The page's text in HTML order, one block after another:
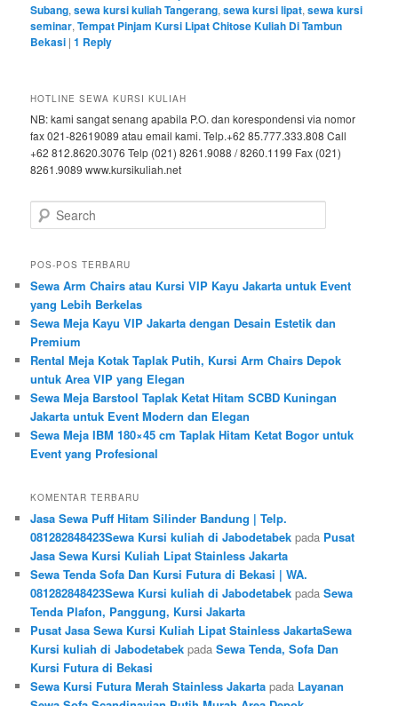
Subang,sewa kursi kuliah Tangerang,sewa kursi lipat,sewa kursi
seminar,Tempat Pinjam Kursi Lipat Chitose Kuliah Di Tambun
Bekasi |1 Reply
HOTLINE SEWA KURSI KULIAH
NB: kami sangat senang apabila P.O. dan korespondensi via nomor
fax 021-82619089 atau email kami. Telp.+62 85.777.333.808 Call
+62 812.8620.3076 Telp (021) 8261.9088 / 8260.1199 Fax (021)
8261.9089 www.kursikuliah.net
Search
POS-POS TERBARU
Sewa Arm Chairs atau Kursi VIP Kayu Jakarta untuk Event
yang Lebih Berkelas
Sewa Meja Kayu VIP Jakarta dengan Desain Estetik dan
Premium
Rental Meja Kotak Taplak Putih, Kursi Arm Chairs Depok
untuk Area VIP yang Elegan
Sewa Meja Barstool Taplak Ketat Hitam SCBD Kuningan
Jakarta untuk Event Modern dan Elegan
Sewa Meja IBM 180×45 cm Taplak Hitam Ketat Bogor untuk
Event yang Profesional
KOMENTAR TERBARU
Jasa Sewa Puff Hitam Silinder Bandung | Telp.
081282848423Sewa Kursi kuliah di Jabodetabek pada Pusat
Jasa Sewa Kursi Kuliah Lipat Stainless Jakarta
Sewa Tenda Sofa Dan Kursi Futura di Bekasi | WA.
081282848423Sewa Kursi kuliah di Jabodetabek padaSewa
Tenda Plafon, Panggung, Kursi Jakarta
Pusat Jasa Sewa Kursi Kuliah Lipat Stainless JakartaSewa
Kursi kuliah di Jabodetabek padaSewa Tenda, Sofa Dan
Kursi Futura di Bekasi
Sewa Kursi Futura Merah Stainless Jakarta pada Layanan